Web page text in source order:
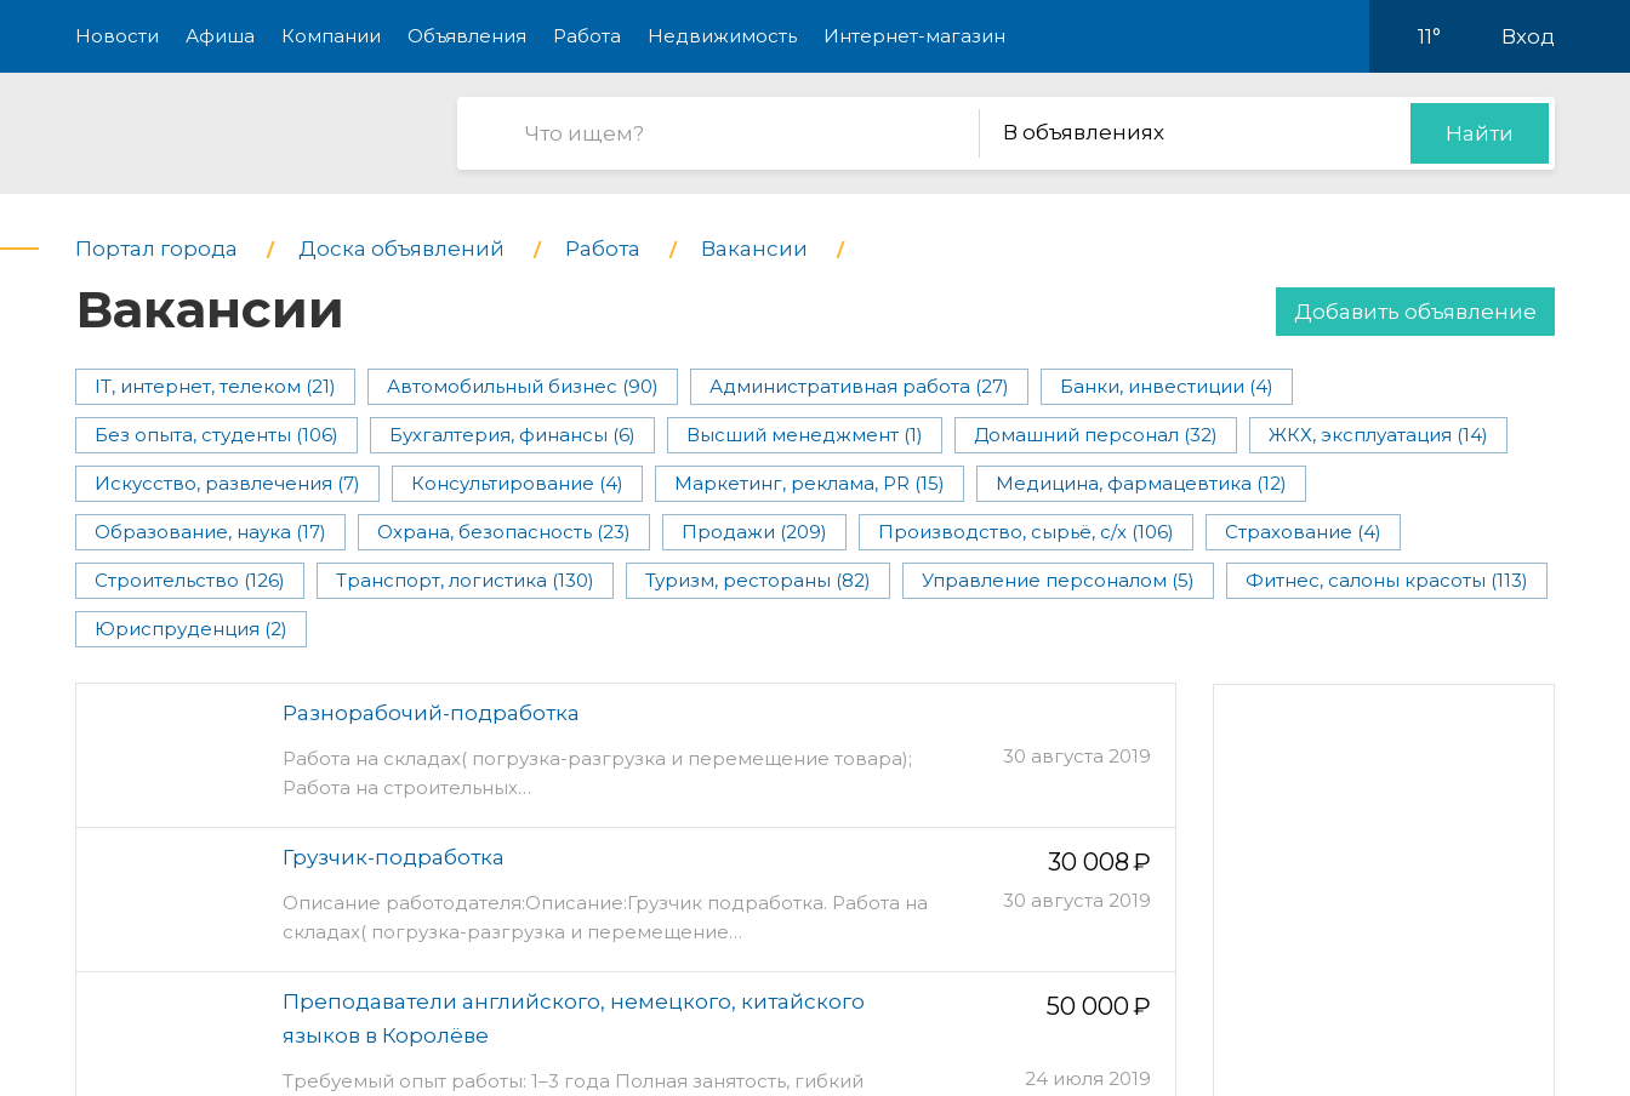
Новости Афиша Компании Объявления Работа Недвижимость Интернет-магазин 11° Вход
В объявлениях Найти
Портал города Доска объявлений Работа Вакансии
Вакансии Добавить объявление
IT, интернет, телеком (21) Автомобильный бизнес (90) Административная работа (27) Банки, инвестиции (4)
Без опыта, студенты (106) Бухгалтерия, финансы (6) Высший менеджмент (1) Домашний персонал (32) ЖКХ, эксплуатация (14)
Искусство, развлечения (7) Консультирование (4) Маркетинг, реклама, PR (15) Медицина, фармацевтика (12)
Образование, наука (17) Охрана, безопасность (23) Продажи (209) Производство, сырьё, с/х (106) Страхование (4)
Строительство (126) Транспорт, логистика (130) Туризм, рестораны (82) Управление персоналом (5) Фитнес, салоны красоты (113)
Юриспруденция (2)
Разнорабочий-подработка
Работа на складах( погрузка-разгрузка и перемещение товара);
Работа на строительных…
30 августа 2019
Грузчик-подработка 30 008
Описание работодателя:Описание:Грузчик подработка. Работа на
складах( погрузка-разгрузка и перемещение…
30 августа 2019
Преподаватели английского, немецкого, китайского
языков в Королёве
50 000
Требуемый опыт работы: 1–3 года Полная занятость, гибкий
24 июля 2019